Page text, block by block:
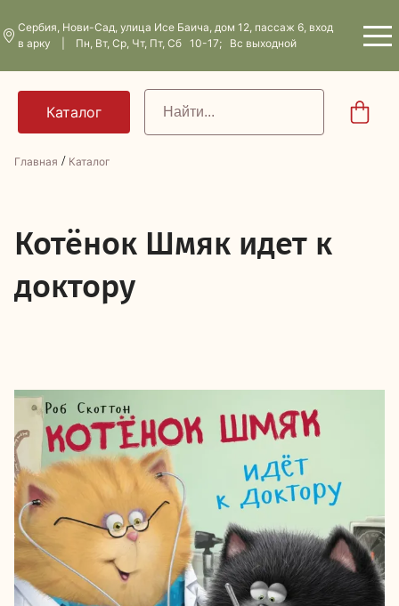
Сербия, Нови-Сад, улица Исе Баича, дом 12, пассаж 6, вход
в арку | Пн, Вт, Ср, Чт, Пт, Сб 10-17; Вс выходной
Главная / Каталог
Котёнок Шмяк идет к
доктору